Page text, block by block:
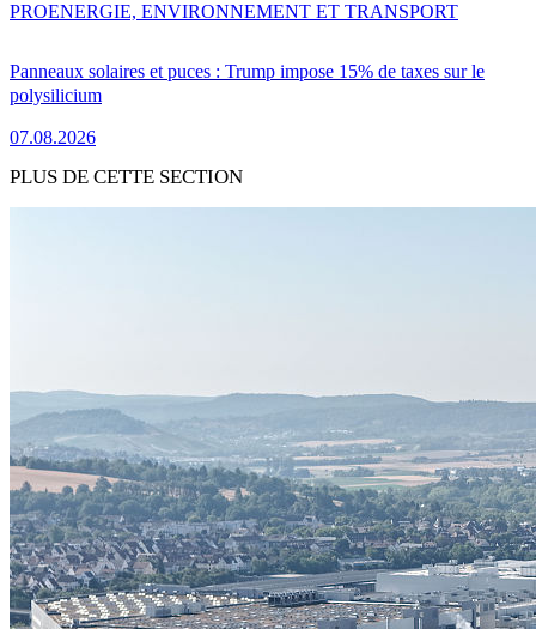
Panneaux solaires et puces : Trump impose 15% de taxes sur le
polysilicium
07.08.2026
PROENERGIE, ENVIRONNEMENT ET TRANSPORT
PLUS DE CETTE SECTION